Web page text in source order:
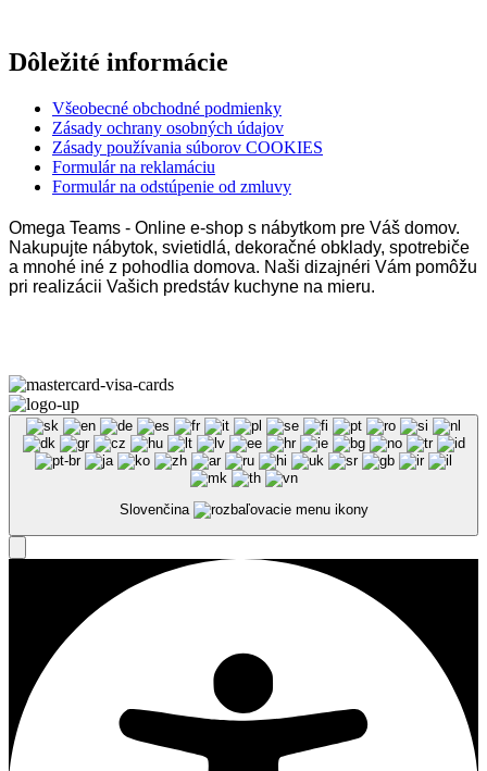
Dôležité informácie
Všeobecné obchodné podmienky
Zásady ochrany osobných údajov
Zásady používania súborov COOKIES
Formulár na reklamáciu
Formulár na odstúpenie od zmluvy
Omega Teams - Online e-shop s nábytkom pre Váš domov.
Nakupujte nábytok, svietidlá, dekoračné obklady, spotrebiče
a mnohé iné z pohodlia domova. Naši dizajnéri Vám pomôžu
pri realizácii Vašich predstáv kuchyne na mieru.
Slovenčina